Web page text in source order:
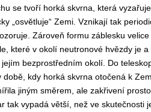
se tvoří horká skvrna, která
„osvětluje“ Zemi. Vznikají tak
Zároveň formu záblesku
které v okolí neutronové hvězdy je a
bezprostředním okolí. Do
době, kdy horká skvrna otočená k
jiným směrem, ale zakřivení
tak vypadá větší, než ve skutečnosti